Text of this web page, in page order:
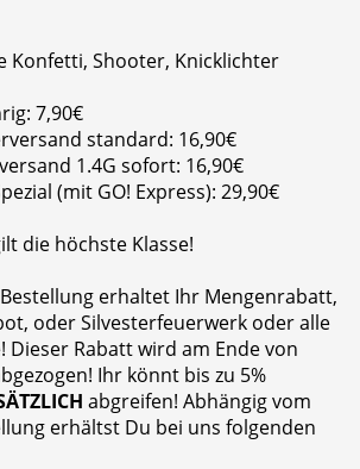
Konfetti, Shooter, Knicklichter
7,90€
standard: 16,90€
1.4G sofort: 16,90€
(mit GO! Express): 29,90€
die höchste Klasse!
erhaltet Ihr Mengenrabatt,
oder Silvesterfeuerwerk oder alle
Rabatt wird am Ende von
Ihr könnt bis zu 5%
abgreifen! Abhängig vom
erhältst Du bei uns folgenden